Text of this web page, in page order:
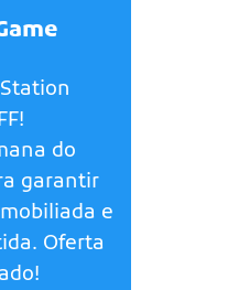
do
garantir
e
Oferta